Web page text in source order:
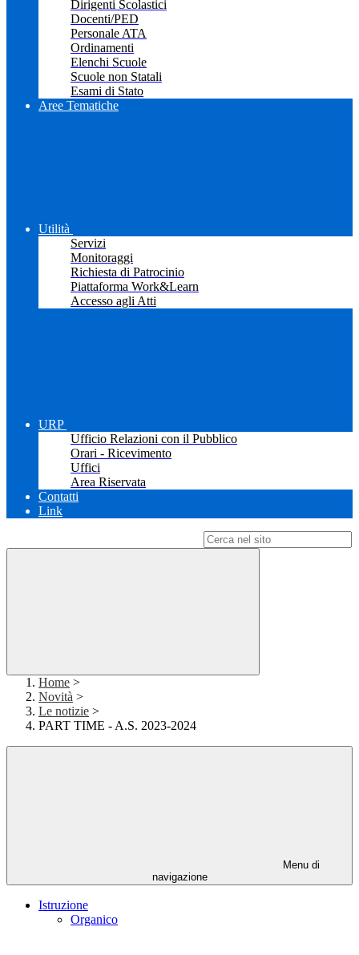
Dirigenti Scolastici
Docenti/PED
Personale ATA
Ordinamenti
Elenchi Scuole
Scuole non Statali
Esami di Stato
Aree Tematiche
Utilità
Servizi
Monitoraggi
Richiesta di Patrocinio
Piattaforma Work&Learn
Accesso agli Atti
URP
Ufficio Relazioni con il Pubblico
Orari - Ricevimento
Uffici
Area Riservata
Contatti
Link
Home >
Novità >
Le notizie >
PART TIME - A.S. 2023-2024
Menu di
navigazione
Istruzione
Organico